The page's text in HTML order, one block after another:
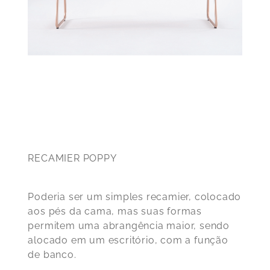
RECAMIER POPPY
Poderia ser um simples recamier, colocado
aos pés da cama, mas suas formas
permitem uma abrangência maior, sendo
alocado em um escritório, com a função
de banco.